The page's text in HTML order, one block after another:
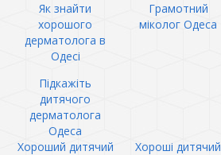
Як знайти
хорошого
дерматолога в
Одесі
Грамотний
міколог Одеса
Підкажіть
дитячого
дерматолога
Одеса
Хороший дитячий
Хороші дитячий